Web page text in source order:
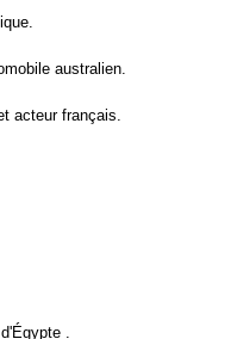
australien.
acteur français.
.